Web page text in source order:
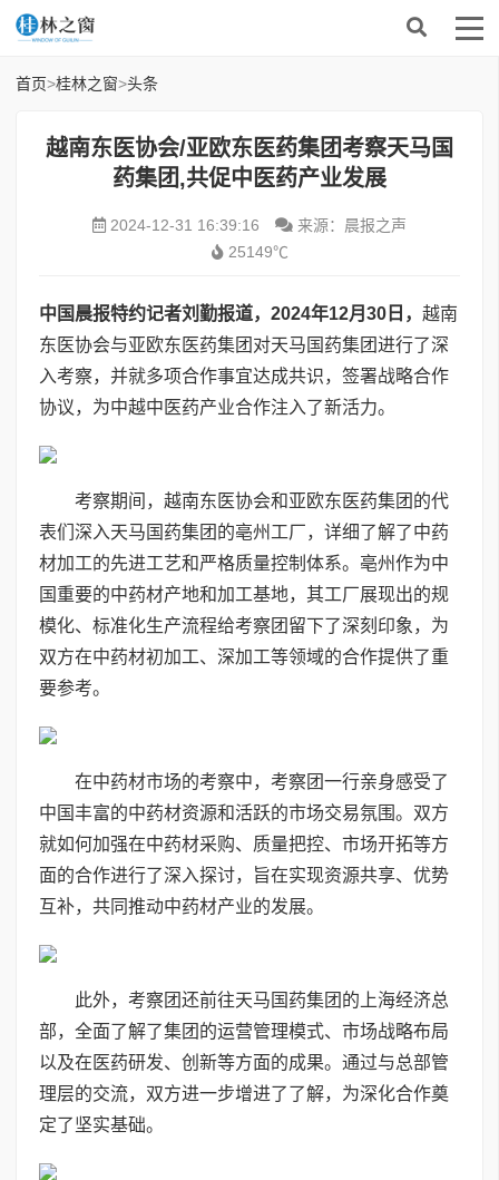
首页>桂林之窗>头条
越南东医协会/亚欧东医药集团考察天马国
药集团,共促中医药产业发展
2024-12-31 16:39:16
来源：晨报之声
25149℃
中国晨报特约记者刘勤报道， 2024年12月 30 日， 越南
东医协会与亚欧东医药集团对天马国药集团进行了深
入考察，并就多项合作事宜达成共识，签署战略合作
协议，为中越中医药产业合作注入了新活力。
考察期间，越南东医协会和亚欧东医药集团的代
表们深入天马国药集团的亳州工厂，详细了解了中药
材加工的先进工艺和严格质量控制体系。亳州作为中
国重要的中药材产地和加工基地，其工厂展现出的规
模化、标准化生产流程给考察团留下了深刻印象，为
双方在中药材初加工、深加工等领域的合作提供了重
要参考。
在中药材市场的考察中，考察团一行亲身感受了
中国丰富的中药材资源和活跃的市场交易氛围。双方
就如何加强在中药材采购、质量把控、市场开拓等方
面的合作进行了深入探讨，旨在实现资源共享、优势
互补，共同推动中药材产业的发展。
此外，考察团还前往天马国药集团的上海经济总
部，全面了解了集团的运营管理模式、市场战略布局
以及在医药研发、创新等方面的成果。通过与总部管
理层的交流，双方进一步增进了了解，为深化合作奠
定了坚实基础。